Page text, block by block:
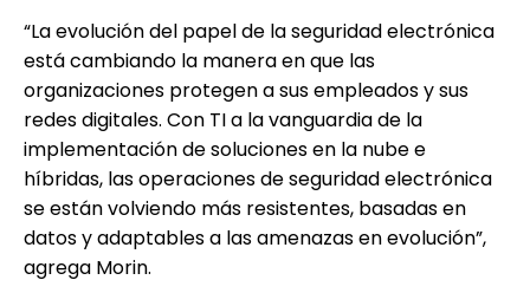
“La evolución del papel de la seguridad electrónica
está cambiando la manera en que las
organizaciones protegen a sus empleados y sus
redes digitales. Con TI a la vanguardia de la
implementación de soluciones en la nube e
híbridas, las operaciones de seguridad electrónica
se están volviendo más resistentes, basadas en
datos y adaptables a las amenazas en evolución”,
agrega Morin.